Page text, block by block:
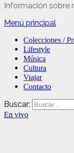
Información sobre
Menú principal
Colecciones /
Lifestyle
Música
Cultura
Viajar
Contacto
Buscar:
En vivo